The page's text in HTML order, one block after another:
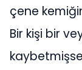
çene
Bir kişi bir